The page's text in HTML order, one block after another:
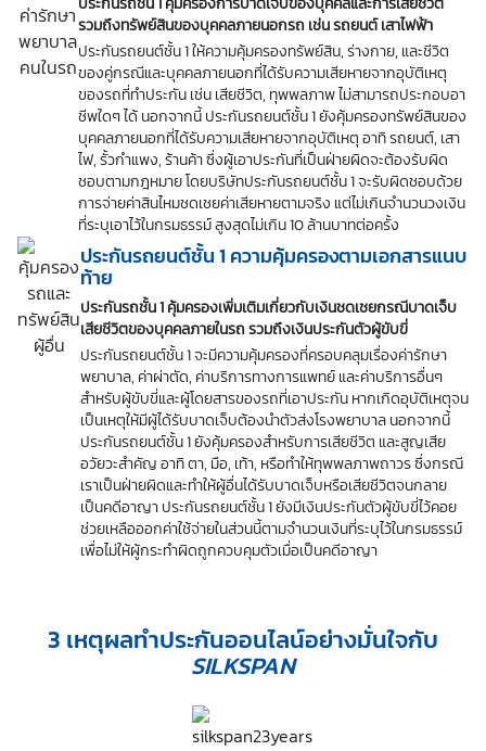
รวมถึงทรัพย์สินของบุคคลภายนอกรถ เช่น รถยนต์ เสาไฟฟ้า
ประกันรถยนต์ชั้น 1 ให้ความคุ้มครองทรัพย์สิน, ร่างกาย, และชีวิต
ของคู่กรณีและบุคคลภายนอกที่ได้รับความเสียหายจากอุบัติเหตุ
ของรถที่ทำประกัน เช่น เสียชีวิต, ทุพพลภาพ ไม่สามารถประกอบอา
ชีพใดๆ ได้ นอกจากนี้ ประกันรถยนต์ชั้น 1 ยังคุ้มครองทรัพย์สินของ
บุคคลภายนอกที่ได้รับความเสียหายจากอุบัติเหตุ อาทิ รถยนต์, เสา
ไฟ, รั้วกำแพง, ร้านค้า ซึ่งผู้เอาประกันที่เป็นฝ่ายผิดจะต้องรับผิด
ชอบตามกฎหมาย โดยบริษัทประกันรถยนต์ชั้น 1 จะรับผิดชอบด้วย
การจ่ายค่าสินไหมชดเชยค่าเสียหายตามจริง แต่ไม่เกินจำนวนวงเงิน
ที่ระบุเอาไว้ในกรมธรรม์ สูงสุดไม่เกิน 10 ล้านบาทต่อครั้ง
ประกันรถยนต์ชั้น 1 ความคุ้มครองตามเอกสารแนบ
ท้าย
ประกันรถชั้น 1 คุ้มครองเพิ่มเติมเกี่ยวกับเงินชดเชยกรณีบาดเจ็บ
เสียชีวิตของบุคคลภายในรถ รวมถึงเงินประกันตัวผู้ขับขี่
ประกันรถยนต์ชั้น 1 จะมีความคุ้มครองที่ครอบคลุมเรื่องค่ารักษา
พยาบาล, ค่าผ่าตัด, ค่าบริการทางการแพทย์ และค่าบริการอื่นๆ
สำหรับผู้ขับขี่และผู้โดยสารของรถที่เอาประกัน หากเกิดอุบัติเหตุจน
เป็นเหตุให้มีผู้ได้รับบาดเจ็บต้องนำตัวส่งโรงพยาบาล นอกจากนี้
ประกันรถยนต์ชั้น 1 ยังคุ้มครองสำหรับการเสียชีวิต และสูญเสีย
อวัยวะสำคัญ อาทิ ตา, มือ, เท้า, หรือทำให้ทุพพลภาพถาวร ซึ่งกรณี
เราเป็นฝ่ายผิดและทำให้ผู้อื่นได้รับบาดเจ็บหรือเสียชีวิตจนกลาย
เป็นคดีอาญา ประกันรถยนต์ชั้น 1 ยังมีเงินประกันตัวผู้ขับขี่ไว้คอย
ช่วยเหลือออกค่าใช้จ่ายในส่วนนี้ตามจำนวนเงินที่ระบุไว้ในกรมธรรม์
เพื่อไม่ให้ผู้กระทำผิดถูกควบคุมตัวเมื่อเป็นคดีอาญา
3 เหตุผลทำประกันออนไลน์อย่างมั่นใจกับ
SILKSPAN